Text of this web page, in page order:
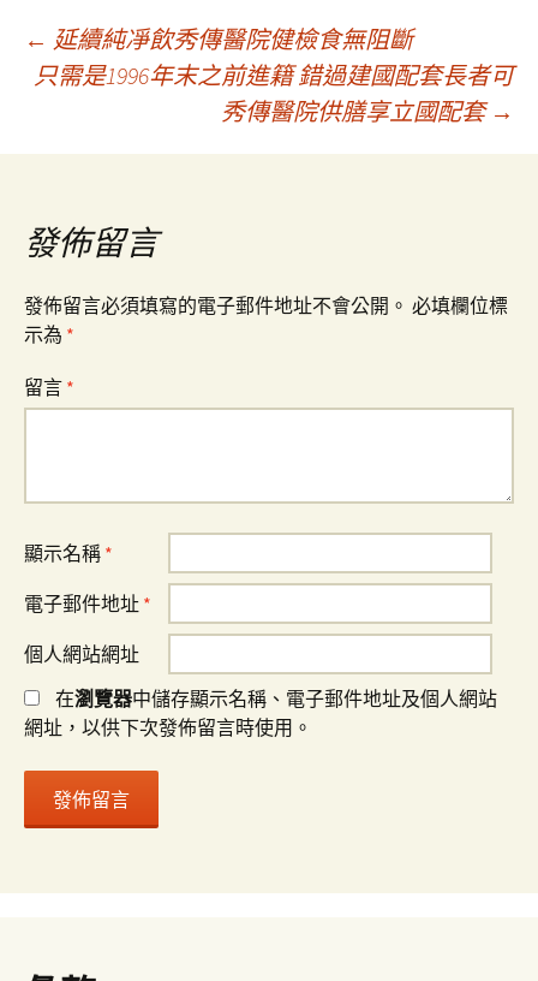
文
導
覽
← 延續純凈飲秀傳醫院健檢食無阻斷
只需是1996年末之前進籍 錯過建國配套長者可
秀傳醫院供膳享立國配套 →
發佈留言
發佈留言必須填寫的電子郵件地址不會公開。 必填欄位標
示為 *
留言 *
顯示名稱 *
電子郵件地址 *
個人網站網址
在瀏覽器中儲存顯示名稱、電子郵件地址及個人網站
網址，以供下次發佈留言時使用。